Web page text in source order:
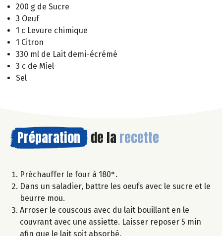
200 g de Sucre
3 Oeuf
1 c Levure chimique
1 Citron
330 ml de Lait demi-écrémé
3 c de Miel
Sel
Préparation de la recette
Préchauffer le four à 180°.
Dans un saladier, battre les oeufs avec le sucre et le
beurre mou.
Arroser le couscous avec du lait bouillant en le
couvrant avec une assiette. Laisser reposer 5 min
afin que le lait soit absorbé.